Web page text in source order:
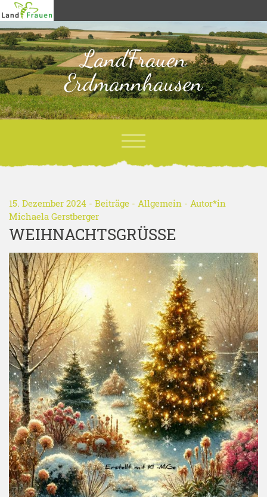
LandFrauen
Erdmannhausen
15. Dezember 2024 - Beiträge - Allgemein - Autor*in
Michaela Gerstberger
WEIHNACHTSGRÜSSE